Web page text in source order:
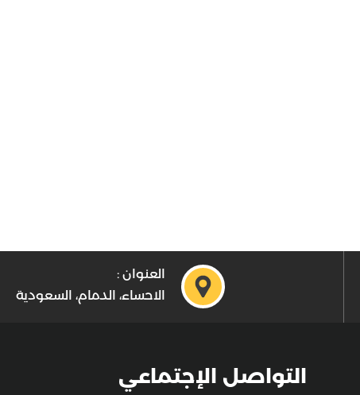
العنوان :
الاحساء، الدمام، السعودية
التواصل الإجتماعي